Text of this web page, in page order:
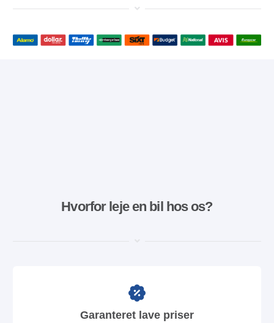
Hvorfor leje en bil hos os?
Garanteret lave priser